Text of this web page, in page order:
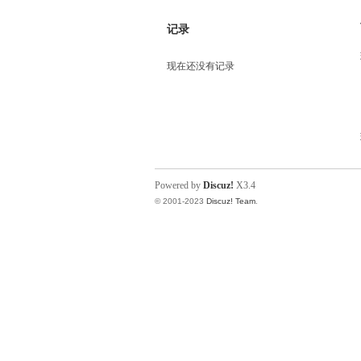
记录
现在还没有记录
Powered by Discuz! X3.4
© 2001-2023 Discuz! Team